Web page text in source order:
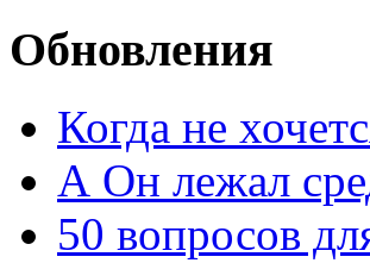
Обновления
Когда не
А Он лежал
50 вопросов